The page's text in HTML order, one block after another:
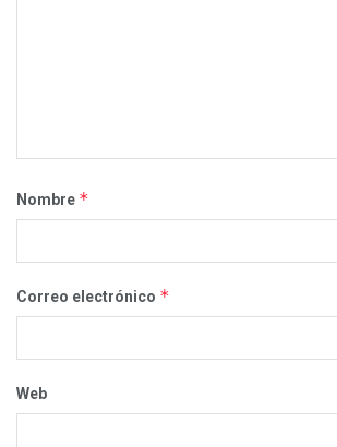
Nombre *
Correo electrónico *
Web